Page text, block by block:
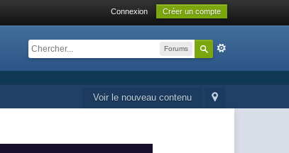
Connexion Créer un compte
Forums
Voir le nouveau contenu